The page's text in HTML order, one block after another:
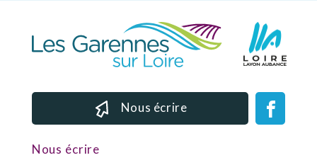
Nous écrire
Nous écrire